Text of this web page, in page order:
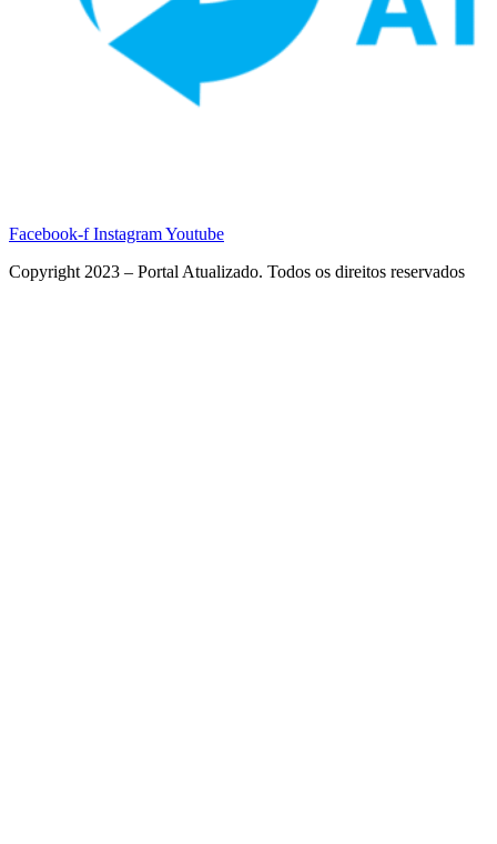
Facebook-f InstagramYoutube
Copyright 2023 – Portal Atualizado. Todos os direitos reservados